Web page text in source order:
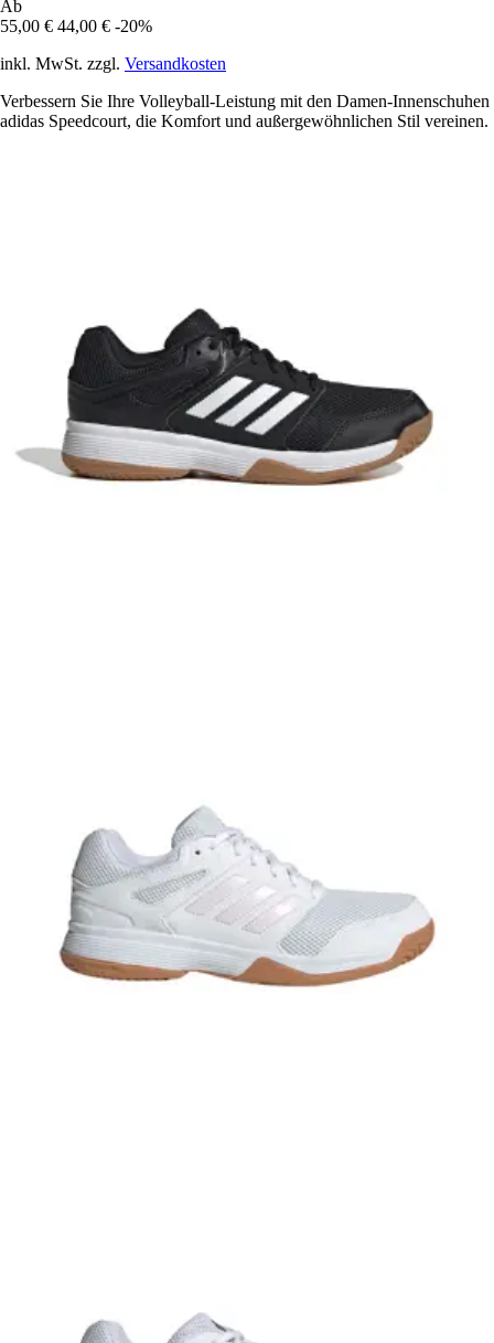
Ab
55,00 € 44,00 € -20%
inkl. MwSt. zzgl. Versandkosten
Verbessern Sie Ihre Volleyball-Leistung mit den Damen-Innenschuhen
adidas Speedcourt, die Komfort und außergewöhnlichen Stil vereinen.